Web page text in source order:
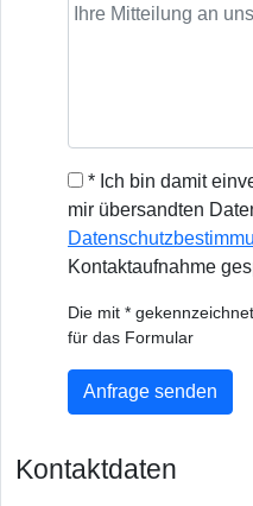
* Ich bin damit
mir übersandten
Kontaktaufnahme
Die mit *
für das Formular
Anfrage senden
Kontaktdaten